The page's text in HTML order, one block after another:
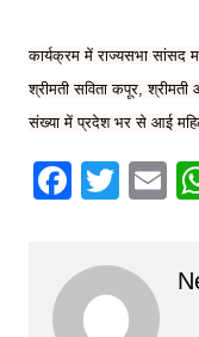
कार्यक्रम में राज्यसभा सांसद
श्रीमती सविता कपूर, श्रीमती
संख्या में प्रदेश भर से आई
F
c
e
T
itt
er
E